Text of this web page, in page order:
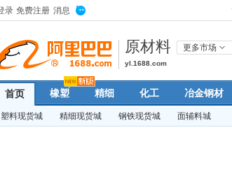
原材料 更多市场
yl.1688.com
首页 橡塑 精细 化工 冶金钢材
塑料现货城 精细现货城 钢铁现货城 面辅料城